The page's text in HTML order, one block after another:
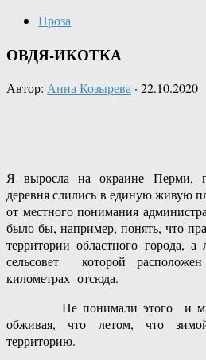
Проза
ОВДЯ-ИКОТКА
Автор: Анна Козырева · 22.10.2020
Я выросла на окраине Перми,
деревня слились в единую живую
от местного понимания
было бы, например, понять, что
территории областного города, а
сельсовет которой
километрах отсюда.
Не понимали этого и мы,
обживая, что летом, что
территорию.